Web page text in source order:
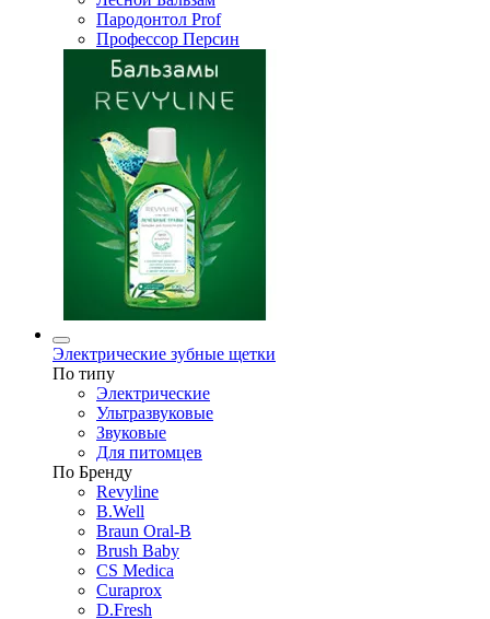
Пародонтол Prof
Профессор Персин
Электрические зубные щетки
По типу
Электрические
Ультразвуковые
Звуковые
Для питомцев
По Бренду
Revyline
B.Well
Braun Oral-B
Brush Baby
CS Medica
Curaprox
D.Fresh